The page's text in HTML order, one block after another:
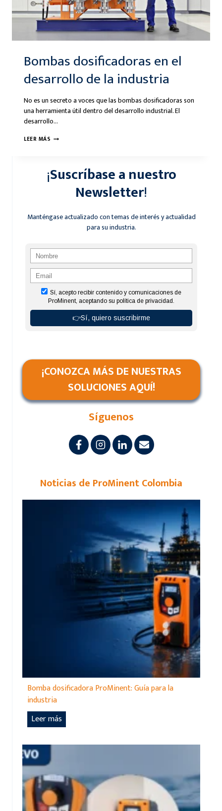
Bombas dosificadoras en el
desarrollo de la industria
No es un secreto a voces que las bombas dosificadoras son
una herramienta útil dentro del desarrollo industrial. El
desarrollo…
LEER MÁS BOMBAS
EL
DESARROLLO
¡Suscríbase a nuestro
Newsletter!
Manténgase actualizado con temas de interés y actualidad
para su industria.
¡CONOZCA MÁS DE NUESTRAS
SOLUCIONES AQUÍ!
Síguenos
Noticias de ProMinent Colombia
Bomba dosificadora ProMinent: Guía para la
industria
Leer más
o
m
d
o
s